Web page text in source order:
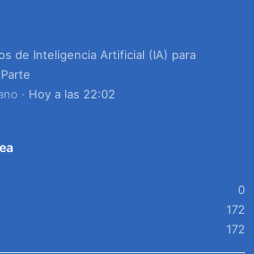
de Inteligencia Artificial (IA) para
Hoy a las 22:02
0
172
172